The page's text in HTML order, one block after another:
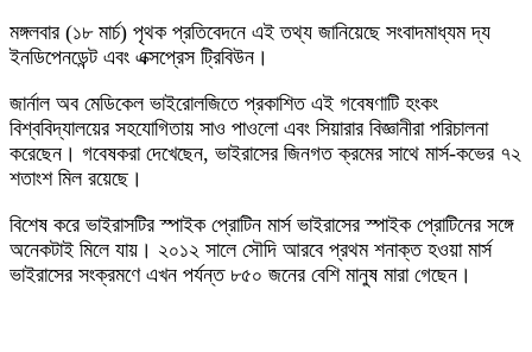
মঙ্গলবার (১৮ মার্চ) পৃথক প্রতিবেদনে এই তথ্য জানিয়েছে সংবাদমাধ্যম দ্য
ইনডিপেনডেন্ট এবং এক্সপ্রেস ট্রিবিউন।
জার্নাল অব মেডিকেল ভাইরোলজিতে প্রকাশিত এই গবেষণাটি হংকং
বিশ্ববিদ্যালয়ের সহযোগিতায় সাও পাওলো এবং সিয়ারার বিজ্ঞানীরা পরিচালনা
করেছেন। গবেষকরা দেখেছেন, ভাইরাসের জিনগত ক্রমের সাথে মার্স-কভের ৭২
শতাংশ মিল রয়েছে।
বিশেষ করে ভাইরাসটির স্পাইক প্রোটিন মার্স ভাইরাসের স্পাইক প্রোটিনের সঙ্গে
অনেকটাই মিলে যায়। ২০১২ সালে সৌদি আরবে প্রথম শনাক্ত হওয়া মার্স
ভাইরাসের সংক্রমণে এখন পর্যন্ত ৮৫০ জনের বেশি মানুষ মারা গেছেন।